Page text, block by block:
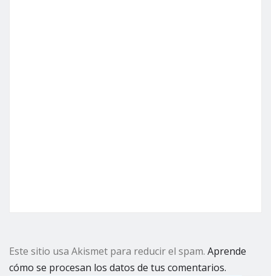
Este sitio usa Akismet para reducir el spam. Aprende
cómo se procesan los datos de tus comentarios.